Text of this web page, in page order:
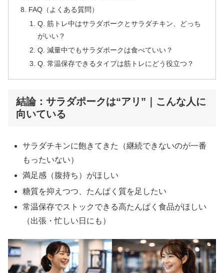
FAQ（よくある質問）
Q. 筋トレ中はサラダポークとサラダチキン、どっち
がいい？
Q. 減量中でもサラダポークは食べていい？
Q. 常温保存できるタイプは筋トレにどう役立つ？
結論：サラダポークは“アリ”｜こんな人に
向いている
サラダチキンに飽きてきた（継続できないのが一番
もったいない）
満足感（腹持ち）がほしい
糖質を抑えつつ、たんぱく質を足したい
常温保存でストックできる高たんぱく食品がほしい
（出張・忙しい日にも）